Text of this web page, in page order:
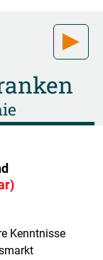
Kenntnisse